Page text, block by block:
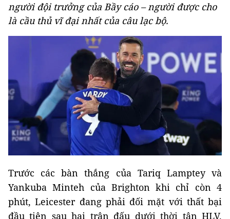
người đội trưởng của Bầy cáo – người được cho
là cầu thủ vĩ đại nhất của câu lạc bộ.
Trước các bàn thắng của Tariq Lamptey và
Yankuba Minteh của Brighton khi chỉ còn 4
phút, Leicester đang phải đối mặt với thất bại
đầu tiên sau hai trận đấu dưới thời tân HLV.